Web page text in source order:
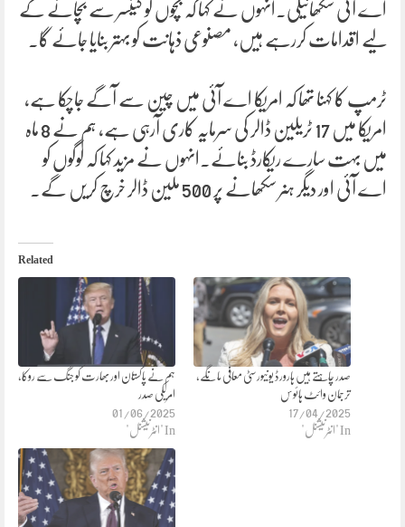
اے آئی سکھائیگی۔انہوں نے کہا کہ بچوں کو کینسر سے بچانے کے
لیے اقدامات کررہے ہیں، مصنوعی ذہانت کو بہتر بنایا جائے گا۔
ٹرمپ کا کہنا تھا کہ امریکا اے آئی میں چین سے آگے جاچکا ہے،
امریکا میں 17 ٹریلین ڈالر کی سرمایہ کاری آرہی ہے، ہم نے 8 ماہ
میں بہت سارے ریکارڈ بنائے۔انہوں نے مزید کہا کہ لوگوں کو
اے آئی اور دیگر ہنر سکھانے پر 500 ملین ڈالر خرچ کریں گے۔
Related
ہم نے پاکستان اور بھارت کو جنگ سے روکا،
امریکی صدر
01/06/2025
In "انٹرنیشنل"
صدر چاہتے ہیں ہارورڈ یونیورسٹی معافی مانگے،
ترجمان وائٹ ہائوس
17/04/2025
In "انٹرنیشنل"